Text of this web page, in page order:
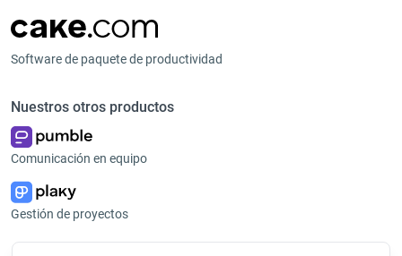
Software de paquete de productividad
Nuestros otros productos
Comunicación en equipo
Gestión de proyectos